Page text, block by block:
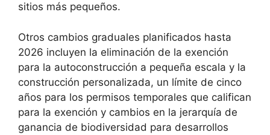
sitios más pequeños.
Otros cambios graduales planificados hasta
2026 incluyen la eliminación de la exención
para la autoconstrucción a pequeña escala y la
construcción personalizada, un límite de cinco
años para los permisos temporales que califican
para la exención y cambios en la jerarquía de
ganancia de biodiversidad para desarrollos